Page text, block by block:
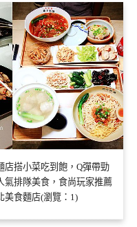
店搭小菜吃到飽，Q彈帶勁
氣排隊美食，食尚玩家推薦
美食麵店(瀏覽：1)